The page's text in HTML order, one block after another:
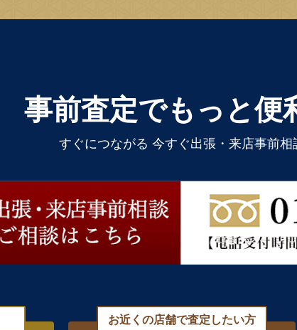
事前査定でもっと便
すぐにつながる 今すぐ出張・来店事前相
お近くの店舗で査定したい方